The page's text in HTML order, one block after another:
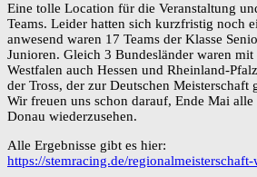
Eine tolle Location für die Veranstaltung
Teams. Leider hatten sich kurzfristig noch
anwesend waren 17 Teams der Klasse
Junioren. Gleich 3 Bundesländer waren
Westfalen auch Hessen und Rheinland-
der Tross, der zur Deutschen Meisterschaft
Wir freuen uns schon darauf, Ende Mai
Donau wiederzusehen.
Alle Ergebnisse gibt es hier:
https://stemracing.de/